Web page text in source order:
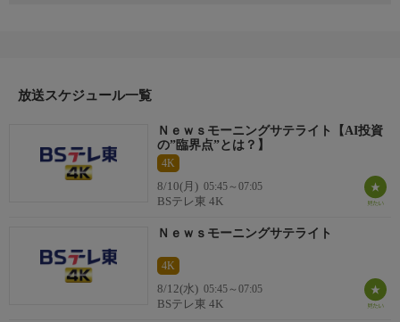
○エコノミストが詳しく経済・景気分析
番組内容続き
【後半６：２０ごろ〜】
○月…「グローバルアウトルック」各方面のプロフェッショナル
る／「なるほど・ザ・新興国」現地から日本企業の駐在員が生レ
ポート・新興国スペシャリストがスタジオ出演
○火…「アメ株Ｕｐｄａｔｅ」「チャイナエコノミー」米中経済
○水…「深読みリサーチ」注目業界を著名アナリストが徹底解剖
放送スケジュール一覧
Ｎｅｗｓモーニングサテライト【AI投資
の”臨界点”とは？】
4K
8/10(月) 05:45～07:05
BSテレ東 4K
Ｎｅｗｓモーニングサテライト
4K
8/12(水) 05:45～07:05
BSテレ東 4K